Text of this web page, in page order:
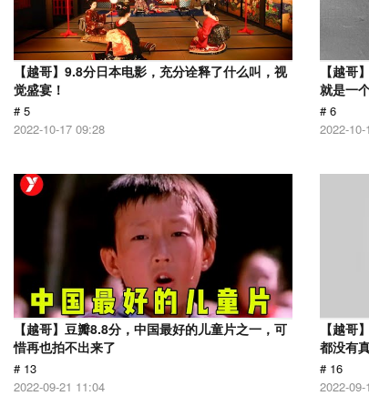
【越哥】9.8分日本电影，充分诠释了什么叫，视
觉盛宴！
# 5
2022-10-17 09:28
【越哥
就是一
# 6
2022-
【越哥】豆瓣8.8分，中国最好的儿童片之一，可
惜再也拍不出来了
# 13
2022-09-21 11:04
【越哥
都没有
# 16
2022-